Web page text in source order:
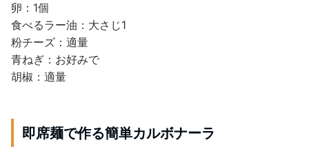
卵：1個
食べるラー油：大さじ1
粉チーズ：適量
青ねぎ：お好みで
胡椒：適量
即席麺で作る簡単カルボナーラ